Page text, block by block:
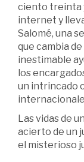
ciento treinta
internet y
Salomé, una
que cambia
inestimable
los
un intrincado
Las vidas de
acierto de un
el misterioso